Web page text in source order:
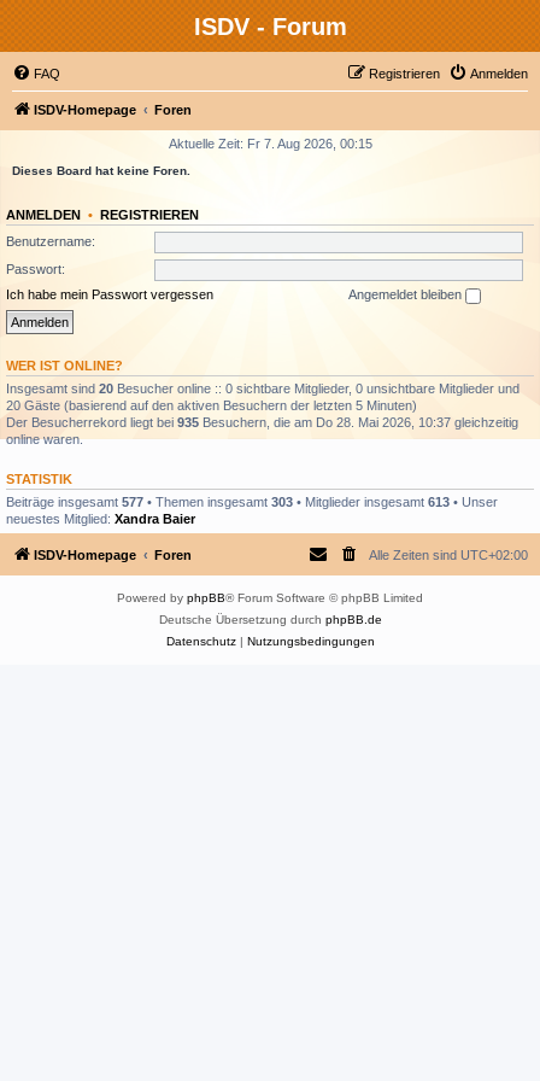
ISDV - Forum
FAQ Anmelden
Registrieren
ISDV-Homepage Foren
Aktuelle Zeit: Fr 7. Aug 2026, 00:15
Dieses Board hat keine Foren.
ANMELDEN • REGISTRIEREN
Benutzername:
Passwort:
Ich habe mein Passwort vergessen
Angemeldet bleiben
WER IST ONLINE?
Insgesamt sind 20 Besucher online :: 0 sichtbare Mitglieder, 0 unsichtbare Mitglieder und
20 Gäste (basierend auf den aktiven Besuchern der letzten 5 Minuten)
Der Besucherrekord liegt bei 935 Besuchern, die am Do 28. Mai 2026, 10:37 gleichzeitig
online waren.
STATISTIK
Beiträge insgesamt 577 • Themen insgesamt 303 • Mitglieder insgesamt 613 • Unser
neuestes Mitglied: Xandra Baier
ISDV-Homepage Foren Alle Zeiten sind UTC+02:00
Powered by phpBB® Forum Software © phpBB Limited
Deutsche Übersetzung durch phpBB.de
Datenschutz| Nutzungsbedingungen